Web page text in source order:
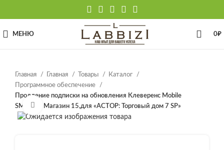
МЕНЮ 0₽
Главная Главная Товары
Каталог
Программное обеспечение
Продление подписки на обновления Клеверенс Mobile
SMARTS: Магазин 15,для «АСТОР: Торговый дом 7 SP»
Нажмите, чтобы увеличить